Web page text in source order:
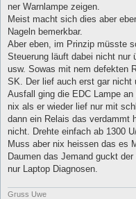
ner Warnlampe zeigen.
Meist macht sich dies aber
Nageln bemerkbar.
Aber eben, im Prinzip müsste
Steuerung läuft dabei nicht nur
usw. Sowas mit nem defekten
SK. Der lief auch erst gar nicht
Ausfall ging die EDC Lampe
nix als er wieder lief nur mit
dann ein Relais das verdammt
nicht. Drehte einfach ab 1300
Muss aber nix heissen das es
Daumen das Jemand guckt
nur Laptop Diagnosen.
Gruss Uwe